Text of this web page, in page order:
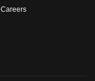
Careers